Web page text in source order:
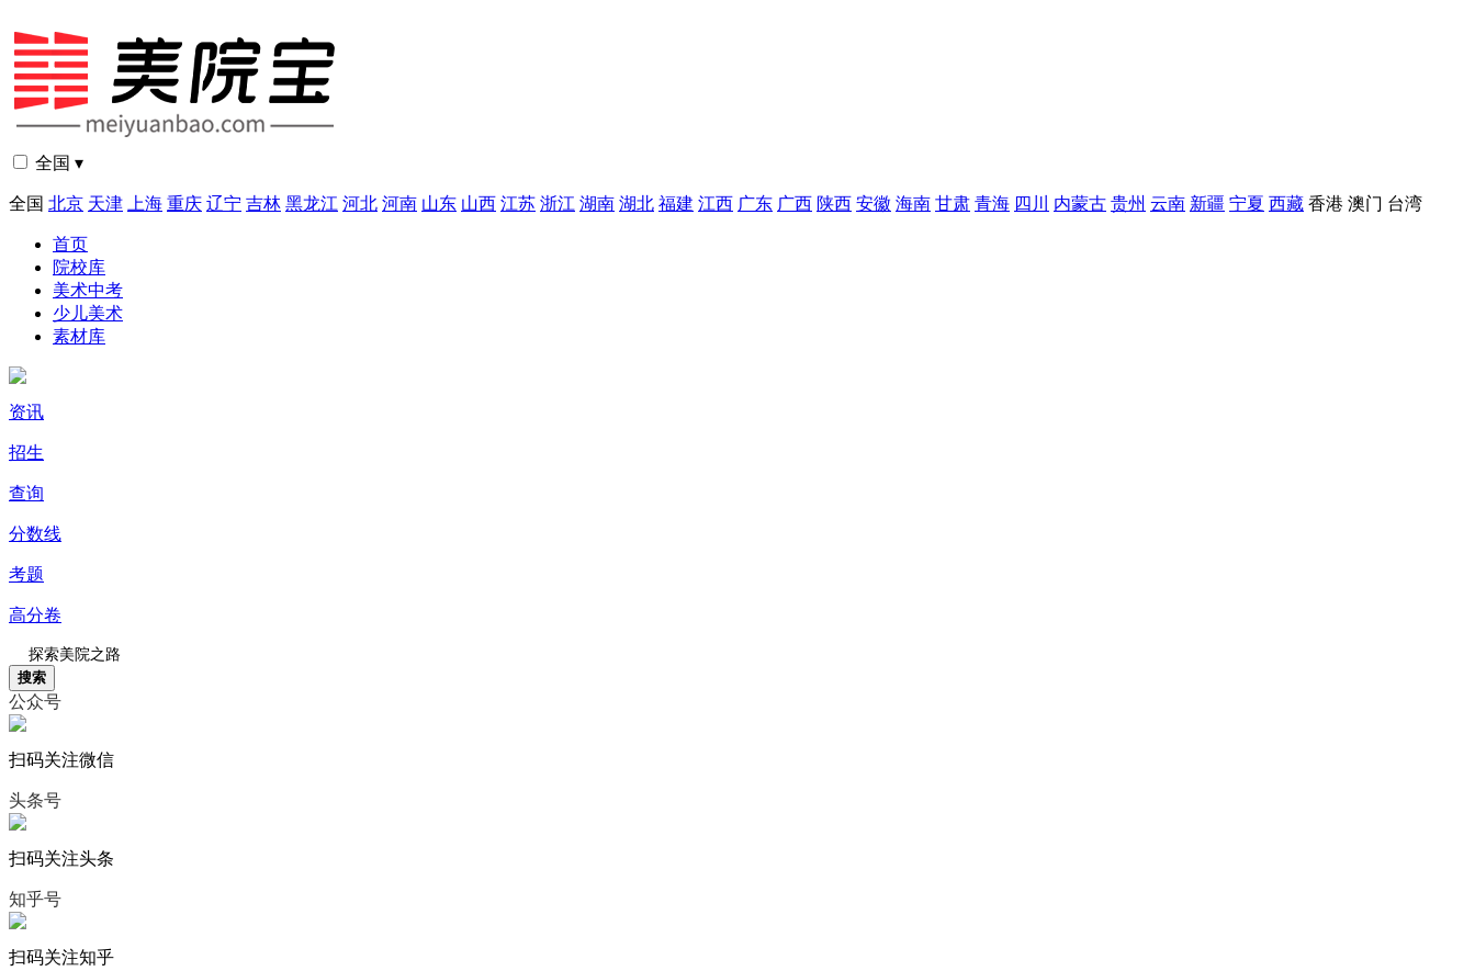
全国 ▾
全国 北京 天津 上海 重庆 辽宁 吉林 黑龙江 河北 河南 山东 山西 江苏 浙江 湖南 湖北 福建 江西 广东 广西 陕西 安徽 海南 甘肃 青海 四川 内蒙古 贵州 云南 新疆 宁夏 西藏 香港 澳门 台湾
首页
院校库
美术中考
少儿美术
素材库
资讯
招生
查询
分数线
考题
高分卷
搜索
公众号
扫码关注微信
头条号
扫码关注头条
知乎号
扫码关注知乎